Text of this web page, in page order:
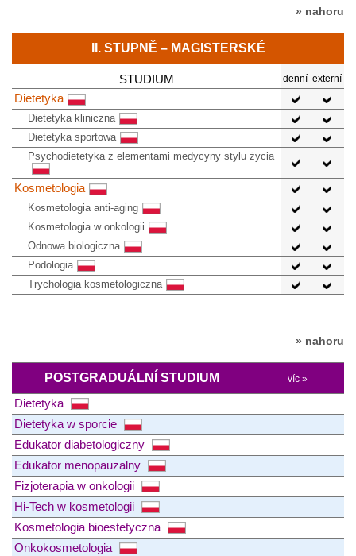
» nahoru
II. STUPNĚ – MAGISTERSKÉ
STUDIUM denní externí
Dietetyka
Dietetyka kliniczna
Dietetyka sportowa
Psychodietetyka z elementami medycyny stylu życia
Kosmetologia
Kosmetologia anti-aging
Kosmetologia w onkologii
Odnowa biologiczna
Podologia
Trychologia kosmetologiczna
» nahoru
POSTGRADUÁLNÍ STUDIUM víc »
Dietetyka
Dietetyka w sporcie
Edukator diabetologiczny
Edukator menopauzalny
Fizjoterapia w onkologii
Hi-Tech w kosmetologii
Kosmetologia bioestetyczna
Onkokosmetologia